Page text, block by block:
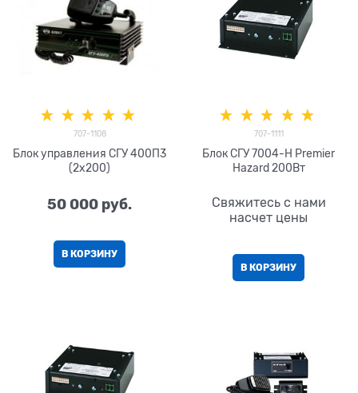
707-1108
Блок управления СГУ 400П3
(2х200)
50 000 руб.
В КОРЗИНУ
707-1111
Блок СГУ 7004-H Premier
Hazard 200Вт
Свяжитесь с нами
насчет цены
В КОРЗИНУ